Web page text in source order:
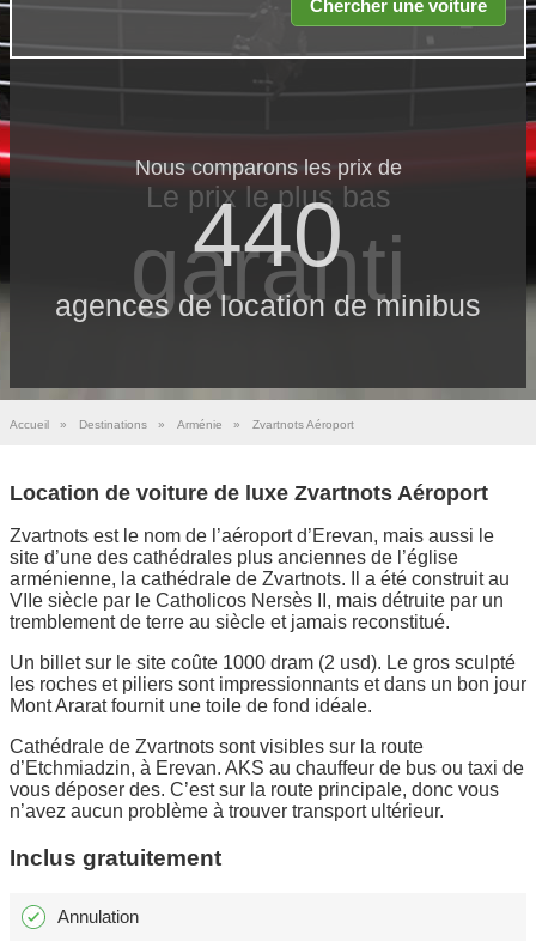
Nous comparons les prix de
440
agences de location de minibus
Le prix le​ plus bas
garanti
Accueil » Destinations » Arménie » Zvartnots Aéroport
Location de voiture de luxe Zvartnots Aéroport
Zvartnots est le nom de l’aéroport d’Erevan, mais aussi le
site d’une des cathédrales plus anciennes de l’église
arménienne, la cathédrale de Zvartnots. Il a été construit au
VIIe siècle par le Catholicos Nersès II, mais détruite par un
tremblement de terre au siècle et jamais reconstitué.
Un billet sur le site coûte 1000 dram (2 usd). Le gros sculpté
les roches et piliers sont impressionnants et dans un bon jour
Mont Ararat fournit une toile de fond idéale.
Cathédrale de Zvartnots sont visibles sur la route
d’Etchmiadzin, à Erevan. AKS au chauffeur de bus ou taxi de
vous déposer des. C’est sur la route principale, donc vous
n’avez aucun problème à trouver transport ultérieur.
Inclus gratuitement
Annulation